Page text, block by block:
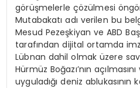
görüşmelerle çözülmesi
Mutabakatı adı verilen bu
Mesud Pezeşkiyan ve ABD
tarafından dijital ortamda
Lübnan dahil olmak üzere
Hürmüz Boğazı’nın
uyguladığı deniz ablukasının